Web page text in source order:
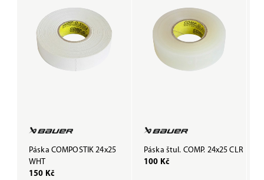
Páska COMPOSTIK 24x25
WHT
150 Kč
Páska štul. COMP. 24x25 CLR
100 Kč